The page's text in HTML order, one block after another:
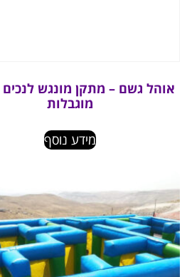
אוהל גשם – מתקן מונגש לנכים
מוגבלות
מידע נוסף